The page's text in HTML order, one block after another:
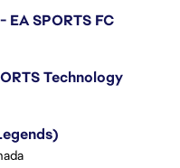
SPORTS FC
Technology